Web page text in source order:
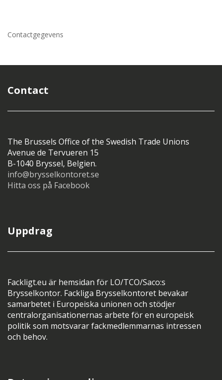
Contactgegevens
Contact
The Brussels Office of the Swedish Trade Unions
Avenue de Tervueren 15
B-1040 Bryssel, Belgien.
info@brysselkontoret.se
Hitta oss på Facebook
Uppdrag
Fackligt.eu är hemsidan för LO/TCO/Saco:s
Brysselkontor. Fackliga Brysselkontoret bevakar
samarbetet i Europeiska unionen och stödjer
centralorganisationernas arbete för en europeisk
politik som motsvarar fackmedlemmarnas intressen
och behov.